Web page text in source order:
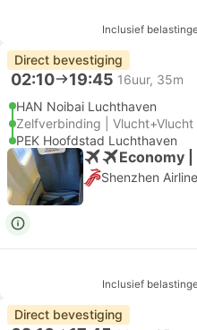
Inclusief
Direct bevestiging
02:10 19:45 16uur, 35m
HAN Noibai Luchthaven
Zelfverbinding | Vlucht+Vlucht
PEK Hoofdstad Luchthaven
Economy
Shenzhen
Inclusief
Direct bevestiging